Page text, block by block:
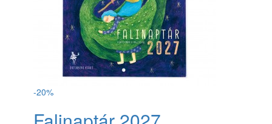
-20%